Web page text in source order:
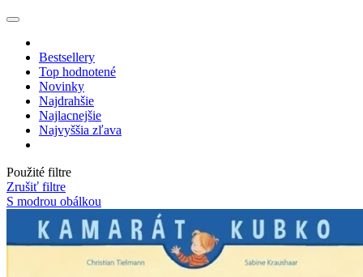
Bestsellery
Top hodnotené
Novinky
Najdrahšie
Najlacnejšie
Najvyššia zľava
Použité filtre
Zrušiť filtre
S modrou obálkou